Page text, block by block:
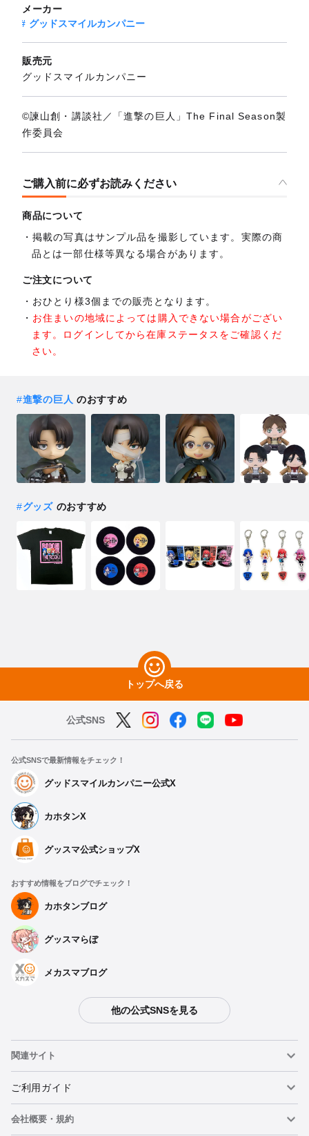
進撃の巨人 ねんどろいどぷらす アクリルスタンド エ
予約受付中
進撃の巨人 ねんどろいどぷらす アクリルスタンド ミ
カサ
予約受付中
メーカー
グッドスマイルカンパニー
販売元
グッドスマイルカンパニー
©諫山創・講談社／「進撃の巨人」The Final Season製
作委員会
ご購入前に必ずお読みください
商品について
掲載の写真はサンプル品を撮影しています。実際の商
品とは一部仕様等異なる場合があります。
ご注文について
おひとり様3個までの販売となります。
お住まいの地域によっては購入できない場合がござい
ます。ログインしてから在庫ステータスをご確認くだ
さい。
#進撃の巨人 のおすすめ
#グッズのおすすめ
トップへ戻る
公式SNS
公式SNSで最新情報をチェック！
グッドスマイルカンパニー公式X
カホタンX
グッスマ公式ショップX
おすすめ情報をブログでチェック！
カホタンブログ
グッスマらぼ
メカスマブログ
他の公式SNSを見る
関連サイト
ねんどろいど
ねんどろいどフェイスメーカー
ご利用ガイド
重要なお知らせ
会社概要・規約